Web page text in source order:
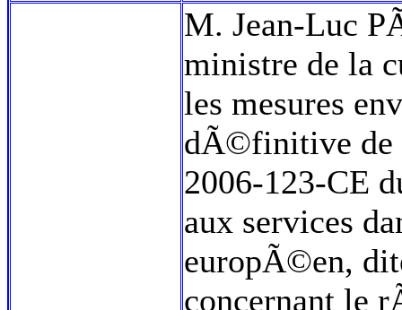
M. Jean-Luc
ministre de la
les mesures
dÃ©finitive de
2006-123-CE
aux services
europÃ©en,
concernant le